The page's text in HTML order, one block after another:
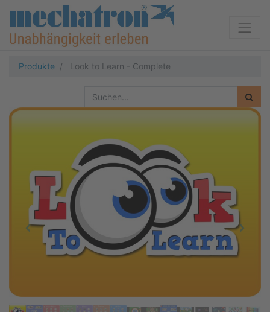
Produkte Look to Learn - Complete